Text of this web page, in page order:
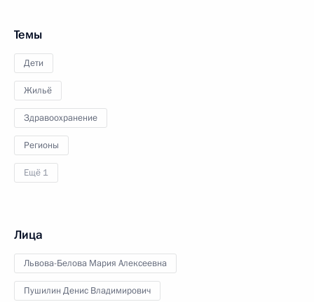
Темы
Дети
Жильё
Здравоохранение
Регионы
Ещё 1
Лица
Львова-Белова Мария Алексеевна
Пушилин Денис Владимирович